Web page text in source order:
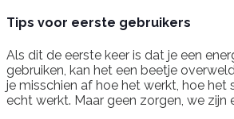
Tips voor eerste gebruikers
Als dit de eerste keer is dat je een
gebruiken, kan het een beetje
je misschien af hoe het werkt, hoe het
echt werkt. Maar geen zorgen, we zijn